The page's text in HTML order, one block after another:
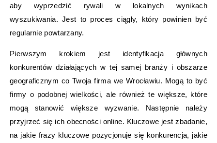
aby wyprzedzić rywali w lokalnych wynikach
wyszukiwania. Jest to proces ciągły, który powinien być
regularnie powtarzany.
Pierwszym krokiem jest identyfikacja głównych
konkurentów działających w tej samej branży i obszarze
geograficznym co Twoja firma we Wrocławiu. Mogą to być
firmy o podobnej wielkości, ale również te większe, które
mogą stanowić większe wyzwanie. Następnie należy
przyjrzeć się ich obecności online. Kluczowe jest zbadanie,
na jakie frazy kluczowe pozycjonuje się konkurencja, jakie